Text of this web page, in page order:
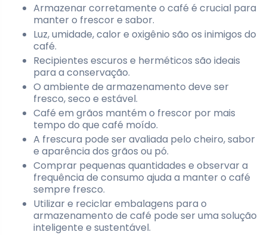
Armazenar corretamente o café é crucial para
manter o frescor e sabor.
Luz, umidade, calor e oxigênio são os inimigos do
café.
Recipientes escuros e herméticos são ideais
para a conservação.
O ambiente de armazenamento deve ser
fresco, seco e estável.
Café em grãos mantém o frescor por mais
tempo do que café moído.
A frescura pode ser avaliada pelo cheiro, sabor
e aparência dos grãos ou pó.
Comprar pequenas quantidades e observar a
frequência de consumo ajuda a manter o café
sempre fresco.
Utilizar e reciclar embalagens para o
armazenamento de café pode ser uma solução
inteligente e sustentável.